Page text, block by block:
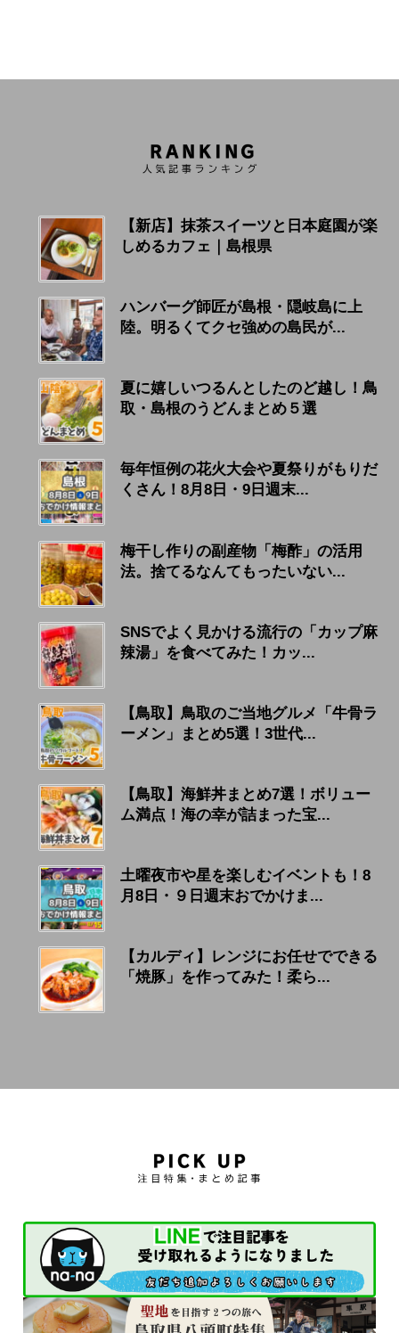
【新店】抹茶スイーツと日本庭園が楽
しめるカフェ｜島根県
ハンバーグ師匠が島根・隠岐島に上
陸。明るくてクセ強めの島民が...
夏に嬉しいつるんとしたのど越し！鳥
取・島根のうどんまとめ５選
毎年恒例の花火大会や夏祭りがもりだ
くさん！8月8日・9日週末...
梅干し作りの副産物「梅酢」の活用
法。捨てるなんてもったいない...
SNSでよく見かける流行の「カップ麻
辣湯」を食べてみた！カッ...
【鳥取】鳥取のご当地グルメ「牛骨ラ
ーメン」まとめ5選！3世代...
【鳥取】海鮮丼まとめ7選！ボリュー
ム満点！海の幸が詰まった宝...
土曜夜市や星を楽しむイベントも！8
月8日・９日週末おでかけま...
【カルディ】レンジにお任せでできる
「焼豚」を作ってみた！柔ら...